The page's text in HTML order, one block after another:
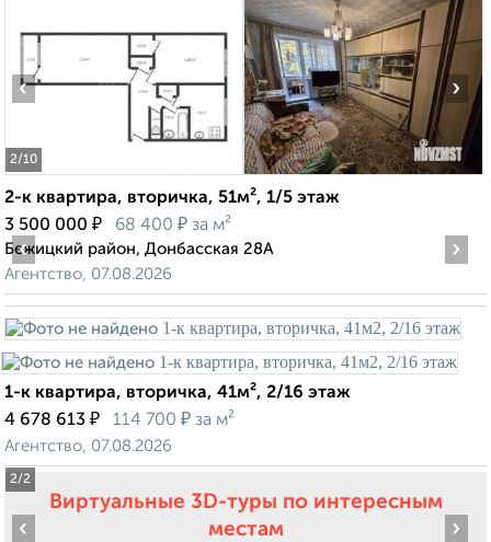
2/10
‹ ›
2-к квартира, вторичка, 51м², 1/5 этаж
3 500 000 ₽ 68 400 ₽ за м²
Бежицкий район, Донбасская 28А
Агентство, 07.08.2026
2/2
‹ ›
1-к квартира, вторичка, 41м², 2/16 этаж
4 678 613 ₽ 114 700 ₽ за м²
Агентство, 07.08.2026
Виртуальные 3D-туры по интересным
местам
‹ ›